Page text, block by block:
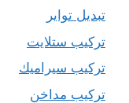
تبديل تواير
تركيب ستلايت
تركيب سيراميك
تركيب مداخن